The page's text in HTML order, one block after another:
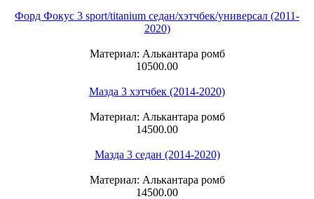
Форд Фокус 3 sport/titanium седан/хэтчбек/универсал (2011-
2020)
Материал: Алькантара ромб
10500.00
Мазда 3 хэтчбек (2014-2020)
Материал: Алькантара ромб
14500.00
Мазда 3 седан (2014-2020)
Материал: Алькантара ромб
14500.00